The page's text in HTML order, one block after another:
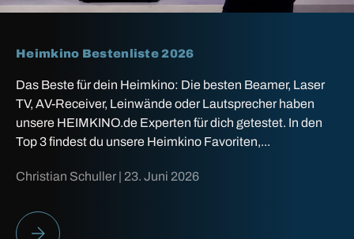
Heimkino Bestenliste 2026
Das Beste für dein Heimkino: Die besten Beamer, Laser
TV, AV-Receiver, Leinwände oder Lautsprecher haben
unsere HEIMKINO.de Experten für dich getestet. In den
Top 3 findest du unsere Heimkino Favoriten,...
Christian Schuller | 23. Juni 2026
HEIMKINO BESTENLISTE 2026